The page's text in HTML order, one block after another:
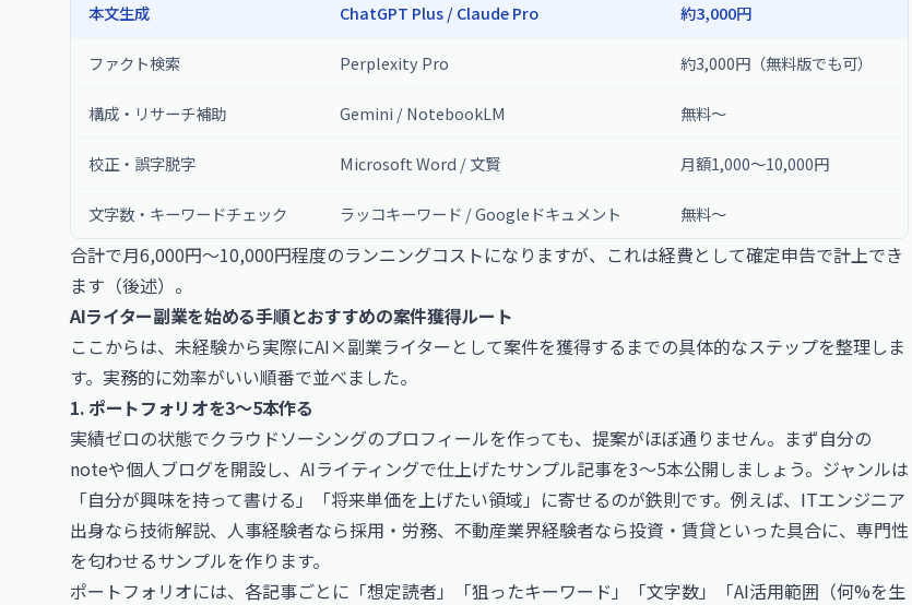
本文生成 ChatGPT Plus / Claude Pro 約3,000円
ファクト検索 Perplexity Pro 約3,000円（無料版でも可）
構成・リサーチ補助 Gemini / NotebookLM 無料〜
校正・誤字脱字 Microsoft Word / 文賢 月額1,000〜10,000円
文字数・キーワードチェック ラッコキーワード / Googleドキュメント 無料〜
合計で月6,000円〜10,000円程度のランニングコストになりますが、これは経費として確定申告で計上でき
ます（後述）。
AIライター副業を始める手順とおすすめの案件獲得ルート
ここからは、未経験から実際にAI×副業ライターとして案件を獲得するまでの具体的なステップを整理しま
す。実務的に効率がいい順番で並べました。
1. ポートフォリオを3〜5本作る
実績ゼロの状態でクラウドソーシングのプロフィールを作っても、提案がほぼ通りません。まず自分の
noteや個人ブログを開設し、AIライティングで仕上げたサンプル記事を3〜5本公開しましょう。ジャンルは
「自分が興味を持って書ける」「将来単価を上げたい領域」に寄せるのが鉄則です。例えば、ITエンジニア
出身なら技術解説、人事経験者なら採用・労務、不動産業界経験者なら投資・賃貸といった具合に、専門性
を匂わせるサンプルを作ります。
ポートフォリオには、各記事ごとに「想定読者」「狙ったキーワード」「文字数」「AI活用範囲（何%を生